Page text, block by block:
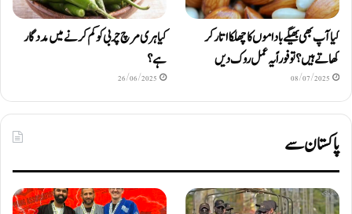
کیا آپ بھی بھیگے باداموں کا چھلکا اتار کر
کھاتے ہیں؟ تو فوراً یہ عمل روک دیں
08/07/2025
کیا ہری مرچ چربی کو کم کرنے میں مددگار
ہے؟
26/06/2025
پاکستان سے